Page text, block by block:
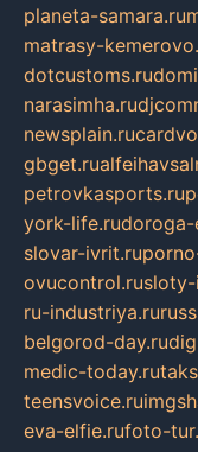
planeta-samara.ru
matrasy-
dotcustoms.ru
narasimha.ru
newsplain.ru
gbget.ru
petrovkasports.ru
york-life.rudoroga-
slovar-ivrit.ru
ovucontrol.ru
ru-industriya.ru
belgorod-day.ru
medic-today.ru
teensvoice.ru
eva-elfie.rufoto-